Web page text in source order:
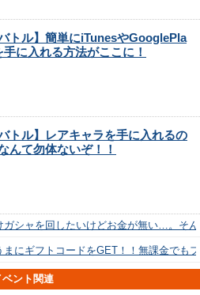
バトル】簡単にiTunesやGooglePla
に入れる方法がここに！
トル】レアキャラを手に入れるの
んて勿体ないぞ！！
ガシャを回したいけどお金が無い…。そ
まにギフトコードをGET！！無課金でも
ベント関連